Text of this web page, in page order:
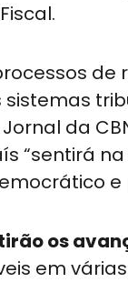
da
“sentirá
os
em